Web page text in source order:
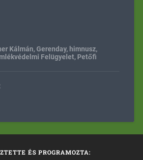
Kálmán,Gerenday,himnusz,
Felügyelet, Petőfi
ÉS PROGRAMOZTA: